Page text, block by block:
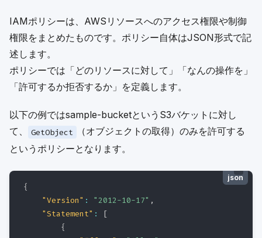
IAMポリシーは、AWSリソースへのアクセス権限や制御
権限をまとめたものです。ポリシー自体はJSON形式で記
述します。
ポリシーでは「どのリソースに対して」「なんの操作を」
「許可するか拒否するか」を定義します。
以下の例ではsample-bucketというS3バケットに対し
て、
GetObject
（オブジェクトの取得）のみを許可する
というポリシーとなります。
json
{
"Version" : "2012-10-17" ,
"Statement" :
[
{